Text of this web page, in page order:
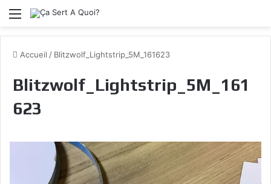
Menu
Accueil / Blitzwolf_Lightstrip_5M_161623
Blitzwolf_Lightstrip_5M_161
623